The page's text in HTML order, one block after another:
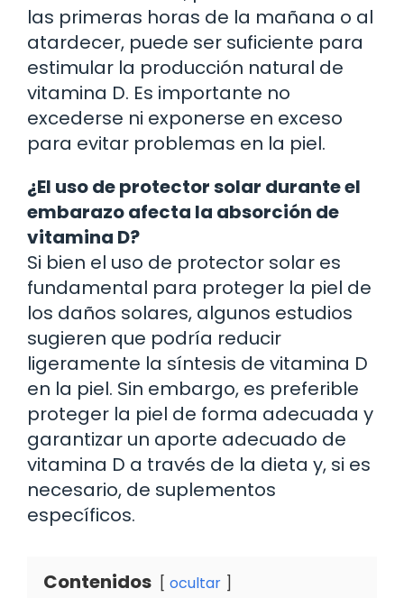
las primeras horas de la mañana o al
atardecer, puede ser suficiente para
estimular la producción natural de
vitamina D. Es importante no
excederse ni exponerse en exceso
para evitar problemas en la piel.
¿El uso de protector solar durante el
embarazo afecta la absorción de
vitamina D?
Si bien el uso de protector solar es
fundamental para proteger la piel de
los daños solares, algunos estudios
sugieren que podría reducir
ligeramente la síntesis de vitamina D
en la piel. Sin embargo, es preferible
proteger la piel de forma adecuada y
garantizar un aporte adecuado de
vitamina D a través de la dieta y, si es
necesario, de suplementos
específicos.
Contenidos ocultar